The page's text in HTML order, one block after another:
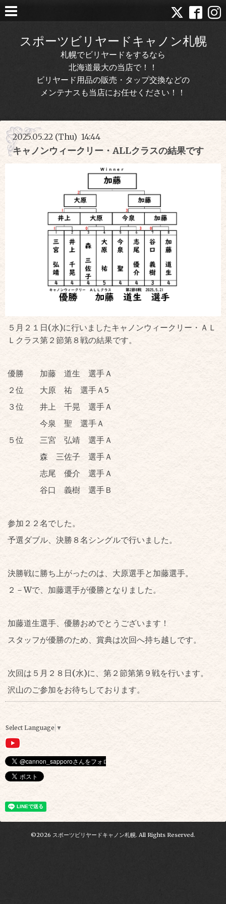
スポーツビリヤードキャノン札幌
札幌でビリヤードをするなら
北海道最大の当店で！！
ビリヤード用品の販売・タップ交換などの
メンテナスも当店にお任せください！！
2025.05.22 (Thu) 14:44
キャノンウィークリー・ALLクラスの結果です
５月２１日(水)に行いましたキャノンウィークリー・ＡＬ
Ｌクラス第２節第８戦の結果です。
優勝 加藤 道生 選手Ａ
２位 大原 祐 選手Ａ5
３位 井上 千晃 選手Ａ
今泉 聖 選手Ａ
５位 三宮 弘靖 選手Ａ
森 三佐子 選手Ａ
志尾 優介 選手Ａ
谷口 義樹 選手Ｂ
参加２２名でした。
予選ダブル、決勝８名シングルで行いました。
決勝戦に勝ち上がったのは、大原選手と加藤選手。
２－Wで、加藤選手が優勝となりました。
加藤道生選手、優勝おめでとうございます！
スタッフが優勝のため、賞典は次回へ持ち越しです。
次回は５月２８日(水)に、第２節第第９戦を行います。
沢山のご参加をお待ちしております。
Select Language ▼
©2026 スポーツビリヤードキャノン札幌. All Rights Reserved.